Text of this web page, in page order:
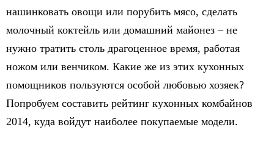
нашинковать овощи или порубить мясо, сделать
молочный коктейль или домашний майонез – не
нужно тратить столь драгоценное время, работая
ножом или венчиком. Какие же из этих кухонных
помощников пользуются особой любовью хозяек?
Попробуем составить рейтинг кухонных комбайнов
2014, куда войдут наиболее покупаемые модели.